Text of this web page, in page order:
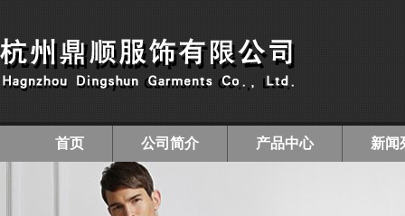
首页 公司简介 产品中心 新闻